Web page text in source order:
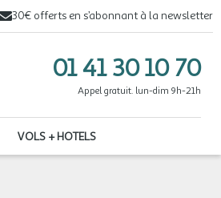
30€ offerts en s’abonnant à la newsletter
01 41 30 10 70
Appel gratuit. lun-dim 9h-21h
VOLS + HOTELS